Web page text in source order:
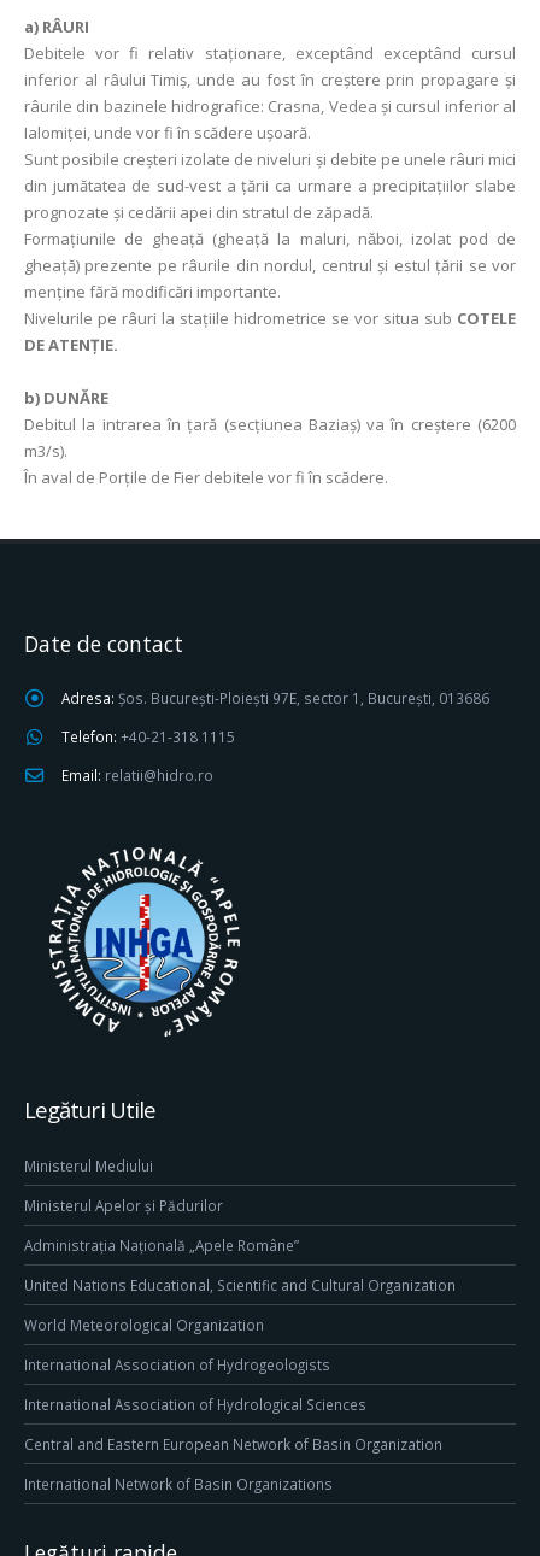
a) RÂURI
Debitele vor fi relativ staţionare, exceptând exceptând cursul
inferior al râului Timiş, unde au fost în creștere prin propagare și
râurile din bazinele hidrografice: Crasna, Vedea şi cursul inferior al
Ialomiței, unde vor fi în scădere ușoară.
Sunt posibile creşteri izolate de niveluri şi debite pe unele râuri mici
din jumătatea de sud-vest a țării ca urmare a precipitaţiilor slabe
prognozate şi cedării apei din stratul de zăpadă.
Formaţiunile de gheaţă (gheaţă la maluri, nǎboi, izolat pod de
gheaţă) prezente pe râurile din nordul, centrul și estul ţării se vor
menține fără modificări importante.
Nivelurile pe râuri la staţiile hidrometrice se vor situa sub COTELE
DE ATENŢIE.
b) DUNĂRE
Debitul la intrarea în ţară (secţiunea Baziaş) va în creştere (6200
m3/s).
În aval de Porţile de Fier debitele vor fi în scădere.
Date de contact
Adresa: Șos. București-Ploiești 97E, sector 1, București, 013686
Telefon: +40-21-318 1115
Email: relatii@hidro.ro
Legături Utile
Ministerul Mediului
Ministerul Apelor și Pădurilor
Administrația Națională „Apele Române”
United Nations Educational, Scientific and Cultural Organization
World Meteorological Organization
International Association of Hydrogeologists
International Association of Hydrological Sciences
Central and Eastern European Network of Basin Organization
International Network of Basin Organizations